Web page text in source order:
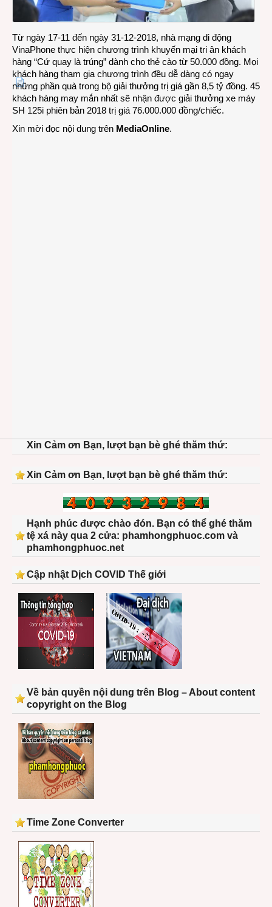
Từ ngày 17-11 đến ngày 31-12-2018, nhà mạng di động
VinaPhone thực hiện chương trình khuyến mại tri ân khách
hàng “Cứ quay là trúng” dành cho thẻ cào từ 50.000 đồng. Mọi
khách hàng tham gia chương trình đều dễ dàng có ngay
những phần quà trong bộ giải thưởng trị giá gần 8,5 tỷ đồng. 45
khách hàng may mắn nhất sẽ nhận được giải thưởng xe máy
SH 125i phiên bản 2018 trị giá 76.000.000 đồng/chiếc.
Xin mời đọc nội dung trên MediaOnline.
Xin Cảm ơn Bạn, lượt bạn bè ghé thăm thứ:
Xin Cảm ơn Bạn, lượt bạn bè ghé thăm thứ:
Hạnh phúc được chào đón. Bạn có thể ghé thăm
tệ xá này qua 2 cửa: phamhongphuoc.com và
phamhongphuoc.net
Cập nhật Dịch COVID Thế giới
Về bản quyền nội dung trên Blog – About content
copyright on the Blog
Time Zone Converter